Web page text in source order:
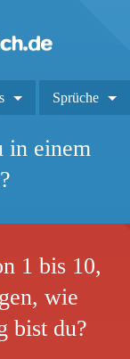
Sprüche
in einem
1 bis 10,
wie
bist du?